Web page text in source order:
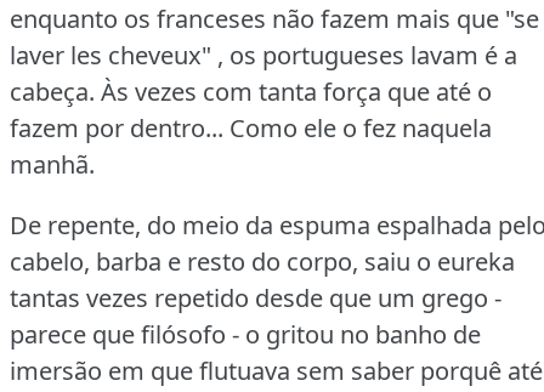
enquanto os franceses não fazem mais que "se
laver les cheveux" , os portugueses lavam é a
cabeça. Às vezes com tanta força que até o
fazem por dentro... Como ele o fez naquela
manhã.
De repente, do meio da espuma espalhada
cabelo, barba e resto do corpo, saiu o eureka
tantas vezes repetido desde que um grego -
parece que filósofo - o gritou no banho de
imersão em que flutuava sem saber porquê até